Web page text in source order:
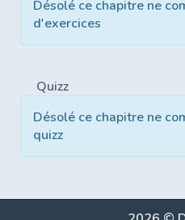
Désolé ce chapitre ne
d'exercices
Quizz
Désolé ce chapitre ne
quizz